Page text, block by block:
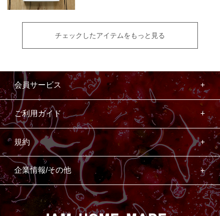
チェックしたアイテムをもっと見る
会員サービス
ご利用ガイド
規約
企業情報/その他